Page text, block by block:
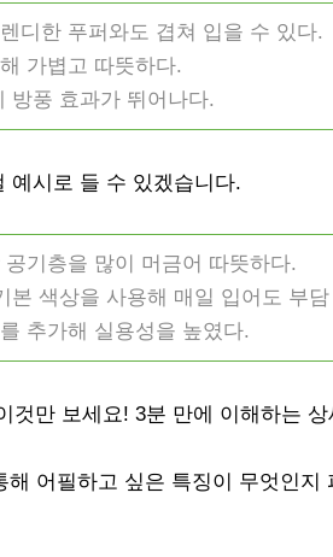
디한 푸퍼와도 겹쳐 입을 수 있다.
가볍고 따뜻하다.
풍 효과가 뛰어나다.
예시로 들 수 있겠습니다.
기층을 많이 머금어 따뜻하다.
본 색상을 사용해 매일 입어도 부
추가해 실용성을 높였다.
해 어필하고 싶은 특징이 무엇인